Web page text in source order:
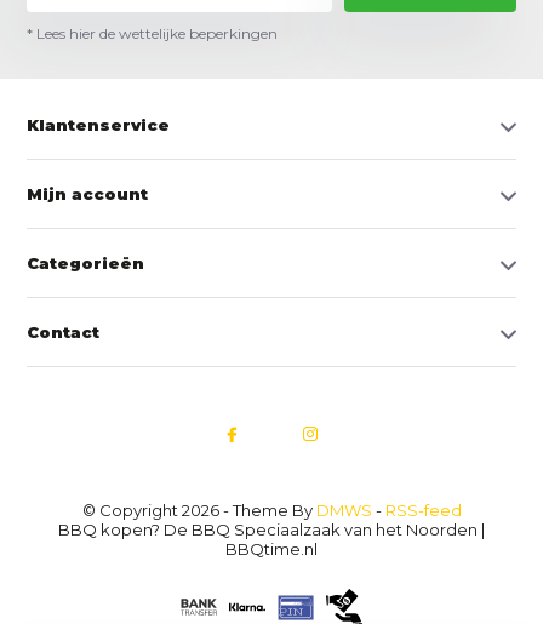
* Lees hier de wettelijke beperkingen
Klantenservice
Mijn account
Categorieën
Contact
© Copyright 2026 - Theme By DMWS - RSS-feed
BBQ kopen? De BBQ Speciaalzaak van het Noorden |
BBQtime.nl